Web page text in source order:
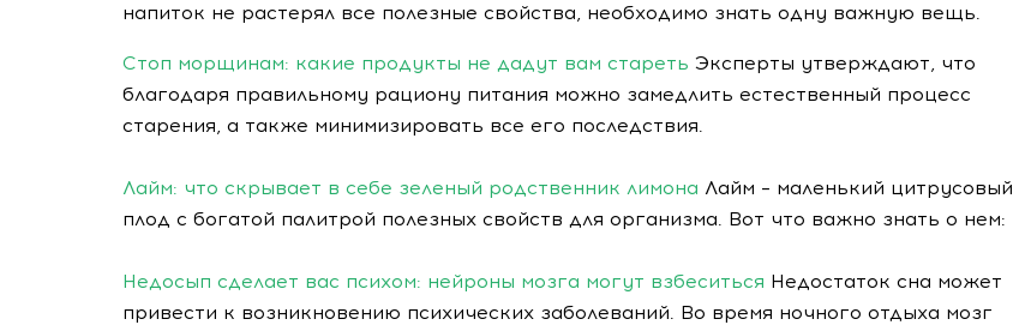
напиток не растерял все полезные свойства, необходимо знать одну важную вещь.
Стоп морщинам: какие продукты не дадут вам стареть Эксперты утверждают, что
благодаря правильному рациону питания можно замедлить естественный процесс
старения, а также минимизировать все его последствия.
Лайм: что скрывает в себе зеленый родственник лимона Лайм – маленький цитрусовый
плод с богатой палитрой полезных свойств для организма. Вот что важно знать о нем:
Недосып сделает вас психом: нейроны мозга могут взбеситься Недостаток сна может
привести к возникновению психических заболеваний. Во время ночного отдыха мозг